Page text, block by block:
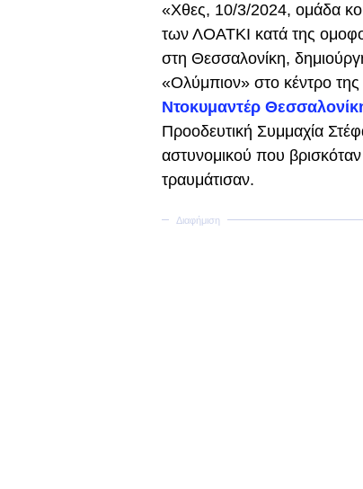
«Χθες, 10/3/2024, ομάδα
των ΛΟΑΤΚΙ κατά της
στη Θεσσαλονίκη,
«Ολύμπιον» στο κέντρο
Ντοκυμαντέρ
Προοδευτική Συμμαχία
αστυνομικού που
τραυμάτισαν.